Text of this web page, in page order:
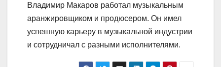
Владимир Макаров работал музыкальным
аранжировщиком и продюсером. Он имел
успешную карьеру в музыкальной индустрии
и сотрудничал с разными исполнителями.